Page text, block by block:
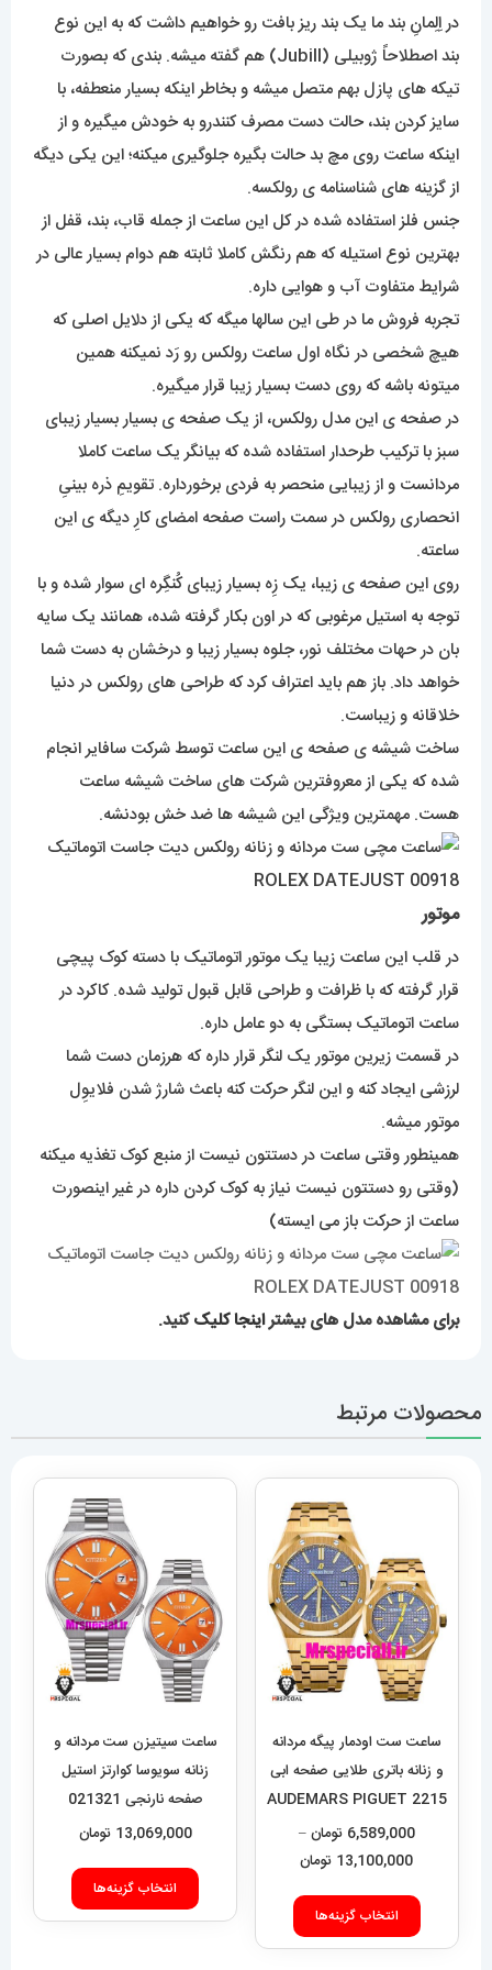
در اِلِمانِ بند ما یک بند ریز بافت رو خواهیم داشت که به این نوع
بند اصطلاحاً ژوبیلی (Jubill) هم گفته میشه. بندی که بصورت
تیکه های پازل بهم متصل میشه و بخاطر اینکه بسیار منعطفه، با
سایز کردن بند، حالت دست مصرف کنندرو به خودش میگیره و از
اینکه ساعت روی مچ بد حالت بگیره جلوگیری میکنه؛ این یکی دیگه
از گزینه های شناسنامه ی رولکسه.
جنس فلز استفاده شده در کل این ساعت از جمله قاب، بند، قفل از
بهترین نوع استیله که هم رنگش کاملا ثابته هم دوام بسیار عالی در
شرایط متفاوت آب و هوایی داره.
تجربه فروش ما در طی این سالها میگه که یکی از دلایل اصلی که
هیچ شخصی در نگاه اول ساعت رولکس رو رَد نمیکنه همین
میتونه باشه که روی دست بسیار زیبا قرار میگیره.
در صفحه ی این مدل رولکس، از یک صفحه ی بسیار بسیار زیبای
سبز با ترکیب طرحدار استفاده شده که بیانگر یک ساعت کاملا
مردانست و از زیبایی منحصر به فردی برخورداره. تقویمِ ذره بینیِ
انحصاری رولکس در سمت راست صفحه امضای کارِ دیگه ی این
ساعته.
روی این صفحه ی زیبا، یک زِه بسیار زیبای کُنگِره ای سوار شده و با
توجه به استیل مرغوبی که در اون بکار گرفته شده، همانند یک سایه
بان در حهات مختلف نور، جلوه بسیار زیبا و درخشان به دست شما
خواهد داد. باز هم باید اعتراف کرد که طراحی های رولکس در دنیا
خلاقانه و زیباست.
ساخت شیشه ی صفحه ی این ساعت توسط شرکت سافایر انجام
شده که یکی از معروفترین شرکت های ساخت شیشه ساعت
هست. مهمترین ویژگی این شیشه ها ضد خش بودنشه.
موتور
در قلب این ساعت زیبا یک موتور اتوماتیک با دسته کوک پیچی
قرار گرفته که با ظرافت و طراحی قابل قبول تولید شده. کاکرد در
ساعت اتوماتیک بستگی به دو عامل داره.
در قسمت زیرین موتور یک لنگر قرار داره که هرزمان دست شما
لرزشی ایجاد کنه و این لنگر حرکت کنه باعث شارژ شدن فلایوِل
موتور میشه.
همینطور وقتی ساعت در دستتون نیست از منبع کوک تغذیه میکنه
(وقتی رو دستتون نیست نیاز به کوک کردن داره در غیر اینصورت
ساعت از حرکت باز می ایسته)
برای مشاهده مدل های بیشتراینجا کلیککنید.
محصولات مرتبط
ساعت ست اودمار پیگه مردانه
و زنانه باتری طلایی صفحه ابی
2215 AUDEMARS PIGUET
ROYAL
6,589,000 تومان–
13,100,000 تومانمحدوده
6,589,000 تومان
تا
انتخاب گزینه‌ها
این
محصول
ساعت سیتیزن ست مردانه و
زنانه سویوسا کوارتز استیل
صفحه نارنجی 021321
CITIZEN TSUYOSA
13,069,000 تومان
انتخاب گزینه‌ها
این
محصول